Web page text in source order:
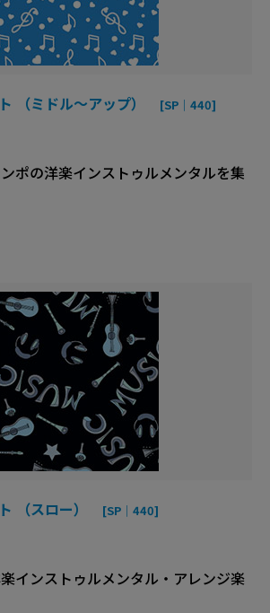
（ミドル～アップ） [SP｜440]
ポの洋楽インストゥルメンタルを集
（スロー） [SP｜440]
インストゥルメンタル・アレンジ楽